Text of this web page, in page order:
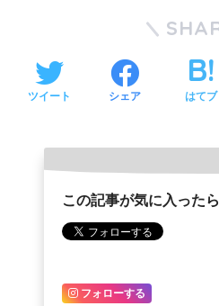
ツイート シェア はてブ
この記事が気に入った
フォローする